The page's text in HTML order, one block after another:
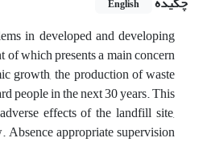
English
in developed and developing
which presents a main concern
growth, the production of waste
people in the next 30 years. This
effects of the landfill site,
appropriate supervision